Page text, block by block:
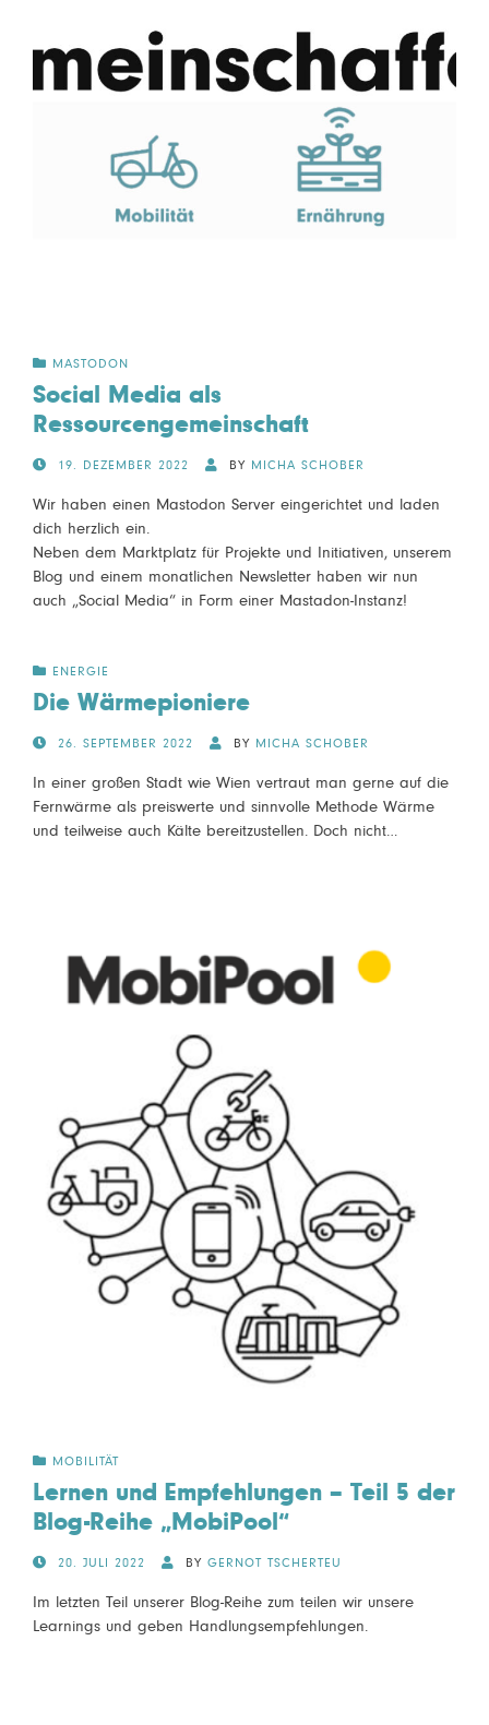
MASTODON
Social Media als
Ressourcengemeinschaft
POSTED19. DEZEMBER 2022 BY MICHA SCHOBER
Wir haben einen Mastodon Server eingerichtet und laden
dich herzlich ein.
Neben dem Marktplatz für Projekte und Initiativen, unserem
Blog und einem monatlichen Newsletter haben wir nun
auch „Social Media“ in Form einer Mastadon-Instanz!
ENERGIE
Die Wärmepioniere
POSTED26. SEPTEMBER 2022 BY MICHA SCHOBER
In einer großen Stadt wie Wien vertraut man gerne auf die
Fernwärme als preiswerte und sinnvolle Methode Wärme
und teilweise auch Kälte bereitzustellen. Doch nicht…
MOBILITÄT
Lernen und Empfehlungen – Teil 5 der
Blog-Reihe „MobiPool“
POSTED20. JULI 2022 BY GERNOT TSCHERTEU
Im letzten Teil unserer Blog-Reihe zum teilen wir unsere
Learnings und geben Handlungsempfehlungen.